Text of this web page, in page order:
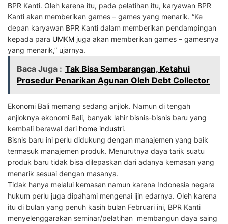
BPR Kanti. Oleh karena itu, pada pelatihan itu, karyawan BPR
Kanti akan memberikan games – games yang menarik. “Ke
depan karyawan BPR Kanti dalam memberikan pendampingan
kepada para UMKM juga akan memberikan games – gamesnya
yang menarik,” ujarnya.
Baca Juga : Tak Bisa Sembarangan, Ketahui
Prosedur Penarikan Agunan Oleh Debt Collector
Ekonomi Bali memang sedang anjlok. Namun di tengah
anjloknya ekonomi Bali, banyak lahir bisnis-bisnis baru yang
kembali berawal dari home industri.
Bisnis baru ini perlu didukung dengan manajemen yang baik
termasuk manajemen produk. Menurutnya daya tarik suatu
produk baru tidak bisa dilepaskan dari adanya kemasan yang
menarik sesuai dengan masanya.
Tidak hanya melalui kemasan namun karena Indonesia negara
hukum perlu juga dipahami mengenai ijin edarnya. Oleh karena
itu di bulan yang penuh kasih bulan Februari ini, BPR Kanti
menyelenggarakan seminar/pelatihan membangun daya saing